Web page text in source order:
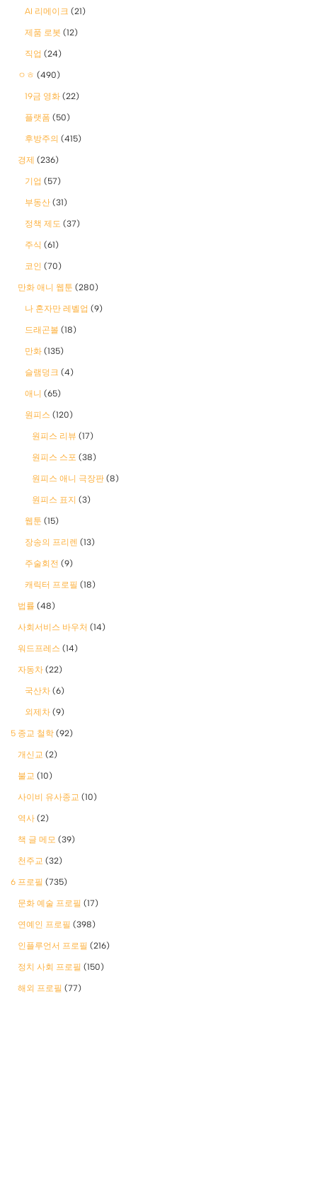
AI 리메이크 (21)
제품 로봇 (12)
직업 (24)
ㅇㅎ (490)
19금 영화 (22)
플랫폼 (50)
후방주의 (415)
경제 (236)
기업 (57)
부동산 (31)
정책 제도 (37)
주식 (61)
코인 (70)
만화 애니 웹툰 (280)
나 혼자만 레벨업 (9)
드래곤볼 (18)
만화 (135)
슬램덩크 (4)
애니 (65)
원피스 (120)
원피스 리뷰 (17)
원피스 스포 (38)
원피스 애니 극장판 (8)
원피스 표지 (3)
웹툰 (15)
장송의 프리렌 (13)
주술회전 (9)
캐릭터 프로필 (18)
법률 (48)
사회서비스 바우처 (14)
워드프레스 (14)
자동차 (22)
국산차 (6)
외제차 (9)
5 종교 철학 (92)
개신교 (2)
불교 (10)
사이비 유사종교 (10)
역사 (2)
책 글 메모 (39)
천주교 (32)
6 프로필 (735)
문화 예술 프로필 (17)
연예인 프로필 (398)
인플루언서 프로필 (216)
정치 사회 프로필 (150)
해외 프로필 (77)